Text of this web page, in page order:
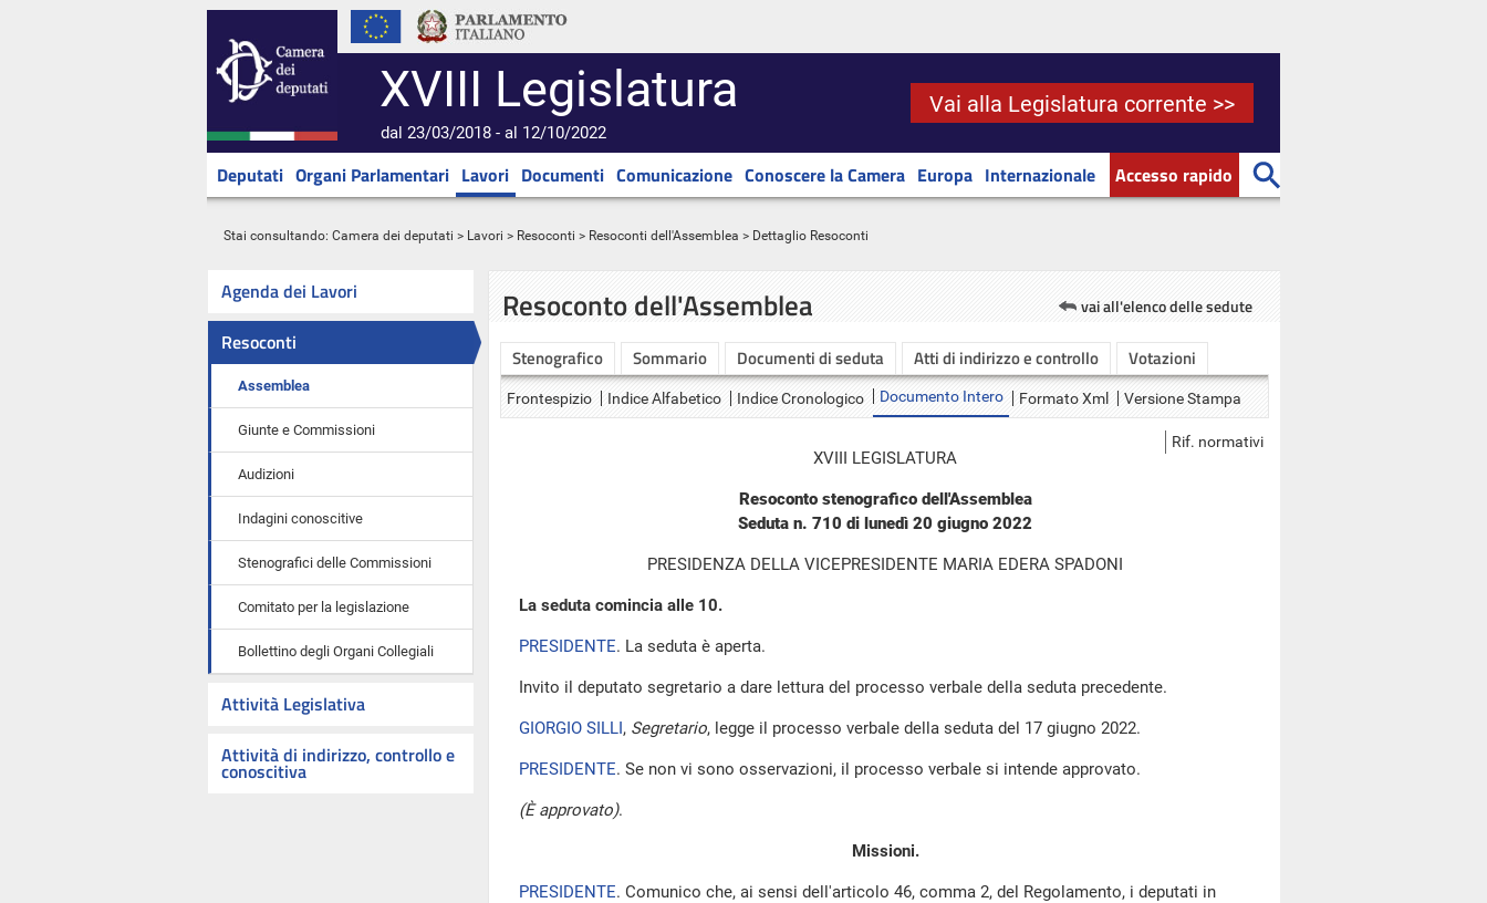
XVIII Legislatura
dal 23/03/2018 - al 12/10/2022
Vai alla Legislatura corrente >>
Deputati Organi Parlamentari Lavori Documenti Comunicazione Conoscere la Camera Europa Internazionale Accesso rapido
Stai consultando: Camera dei deputati > Lavori > Resoconti > Resoconti dell'Assemblea > Dettaglio Resoconti
Agenda dei Lavori
Resoconti
Assemblea
Giunte e Commissioni
Audizioni
Indagini conoscitive
Stenografici delle Commissioni
Comitato per la legislazione
Bollettino degli Organi Collegiali
Attività Legislativa
Attività di indirizzo, controllo e
conoscitiva
Resoconto dell'Assemblea vai all'elenco delle sedute
Stenografico Sommario Documenti di seduta Atti di indirizzo e controllo Votazioni
Frontespizio Indice Alfabetico Indice Cronologico Documento Intero Formato Xml Versione Stampa
Rif. normativi
XVIII LEGISLATURA
Resoconto stenografico dell'Assemblea
Seduta n. 710 di lunedì 20 giugno 2022
PRESIDENZA DELLA VICEPRESIDENTE MARIA EDERA SPADONI
La seduta comincia alle 10.
PRESIDENTE. La seduta è aperta.
Invito il deputato segretario a dare lettura del processo verbale della seduta precedente.
GIORGIO SILLI, Segretario, legge il processo verbale della seduta del 17 giugno 2022.
PRESIDENTE. Se non vi sono osservazioni, il processo verbale si intende approvato.
(È approvato).
Missioni.
PRESIDENTE. Comunico che, ai sensi dell'articolo 46, comma 2, del Regolamento, i deputati in